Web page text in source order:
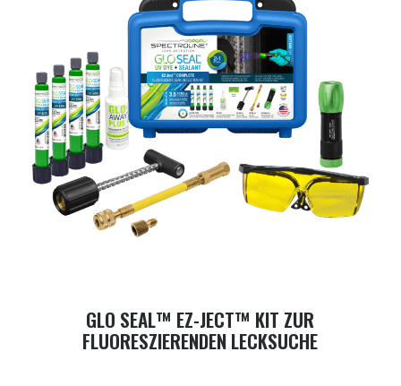
GLO SEAL™ EZ-JECT™ KIT ZUR
FLUORESZIERENDEN LECKSUCHE